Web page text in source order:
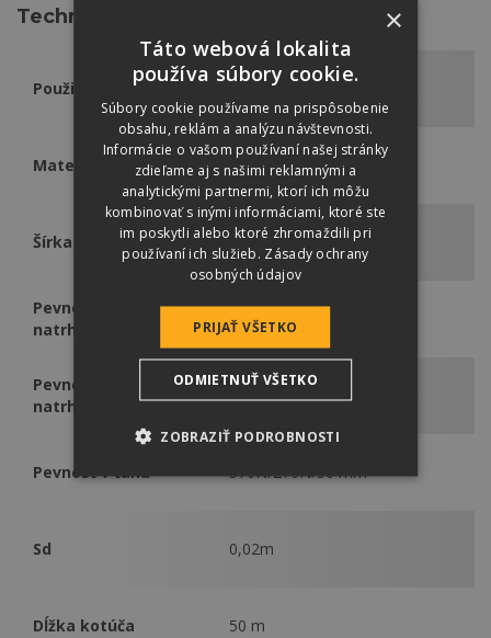
Technické údaje
Použiteľné
Danubia, Coppo, Vlčanka,
Rundo, Synus, Zenit Max
Materiál PES
Šírka 1,50 m
Pevnosť proti
natrhnutiu pozdĺžna
180 N
Pevnosť proti
natrhnutiu priečna
200 N
Pevnosť v ťahu 370N/270N/50 mm
Sd 0,02m
Dĺžka kotúča 50 m
×
Táto webová lokalita
používa súbory cookie.
Súbory cookie používame na prispôsobenie
obsahu, reklám a analýzu návštevnosti.
Informácie o vašom používaní našej stránky
zdieľame aj s našimi reklamnými a
analytickými partnermi, ktorí ich môžu
kombinovať s inými informáciami, ktoré ste
im poskytli alebo ktoré zhromaždili pri
používaní ich služieb. Zásady ochrany
osobných údajov
PRIJAŤ VŠETKO
ODMIETNUŤ VŠETKO
ZOBRAZIŤ PODROBNOSTI